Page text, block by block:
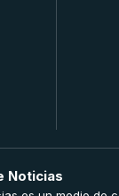
Noticias